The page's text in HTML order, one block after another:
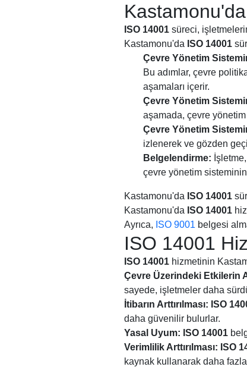
ISO 14001 süreci,
Kastamonu'da ISO 14001
Çevre Yönetim
Bu adımlar, çevre
aşamaları içerir.
Çevre Yönetim
aşamada, çevre
Çevre Yönetim
izlenerek ve gözden
Belgelendirme: İşletme,
çevre yönetim
Kastamonu'da ISO 14001
Kastamonu'da ISO 14001
Ayrıca, ISO 9001 belgesi
ISO 14001
ISO 14001 hizmetinin
Çevre Üzerindeki Etkilerin
sayede, işletmeler daha
İtibarın Arttırılması: ISO
daha güvenilir bulurlar.
Yasal Uyum: ISO 14001
Verimlilik Arttırılması: ISO
kaynak kullanarak daha